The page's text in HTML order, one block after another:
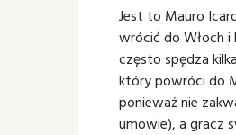
Jest to Mauro
wrócić do Włoch
często spędza
który powróci do
ponieważ nie
umowie), a gracz